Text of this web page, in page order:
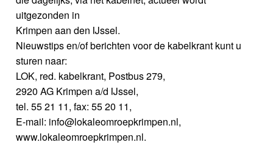
uitgezonden in
Krimpen aan den IJssel.
Nieuwstips en/of berichten voor de kabelkrant kunt u
sturen naar:
LOK, red. kabelkrant, Postbus 279,
2920 AG Krimpen a/d IJssel,
tel. 55 21 11, fax: 55 20 11,
E-mail: info@lokaleomroepkrimpen.nl,
www.lokaleomroepkrimpen.nl.